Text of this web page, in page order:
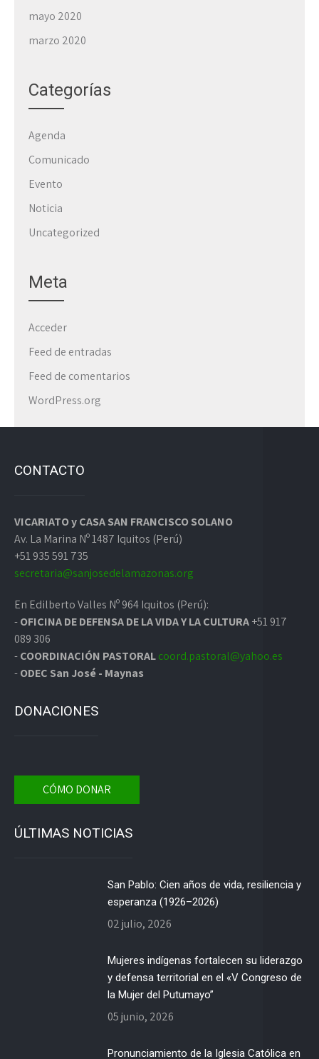
mayo 2020
marzo 2020
Categorías
Agenda
Comunicado
Evento
Noticia
Uncategorized
Meta
Acceder
Feed de entradas
Feed de comentarios
WordPress.org
CONTACTO
VICARIATO y CASA SAN FRANCISCO SOLANO
Av. La Marina Nº 1487 Iquitos (Perú)
+51 935 591 735
secretaria@sanjosedelamazonas.org
En Edilberto Valles Nº 964 Iquitos (Perú):
-OFICINA DE DEFENSA DE LA VIDA Y LA CULTURA+51 917
089 306
-COORDINACIÓN PASTORALcoord.pastoral@yahoo.es
-ODEC San José - Maynas
DONACIONES
CÓMO DONAR
ÚLTIMAS NOTICIAS
San Pablo: Cien años de vida, resiliencia y
esperanza (1926–2026)
02 julio, 2026
Mujeres indígenas fortalecen su liderazgo
y defensa territorial en el «V Congreso de
la Mujer del Putumayo”
05 junio, 2026
Pronunciamiento de la Iglesia Católica en